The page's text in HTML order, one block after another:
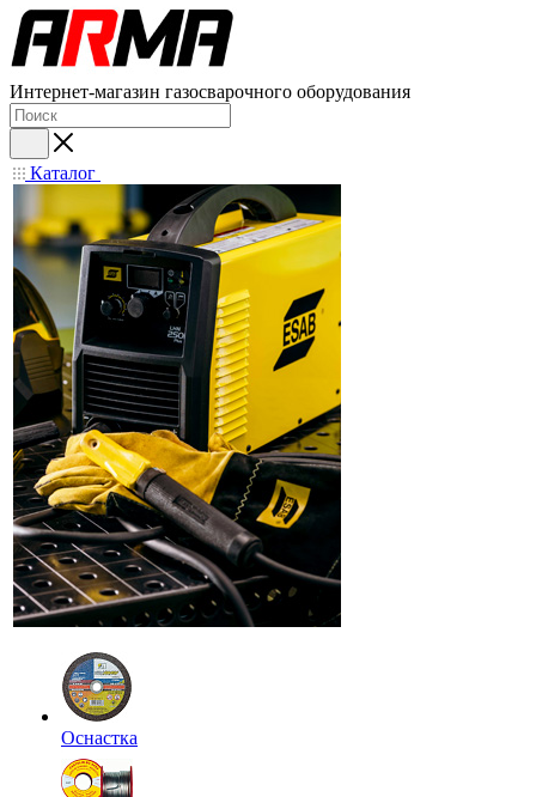
Интернет-магазин газосварочного оборудования
Каталог
Оснастка